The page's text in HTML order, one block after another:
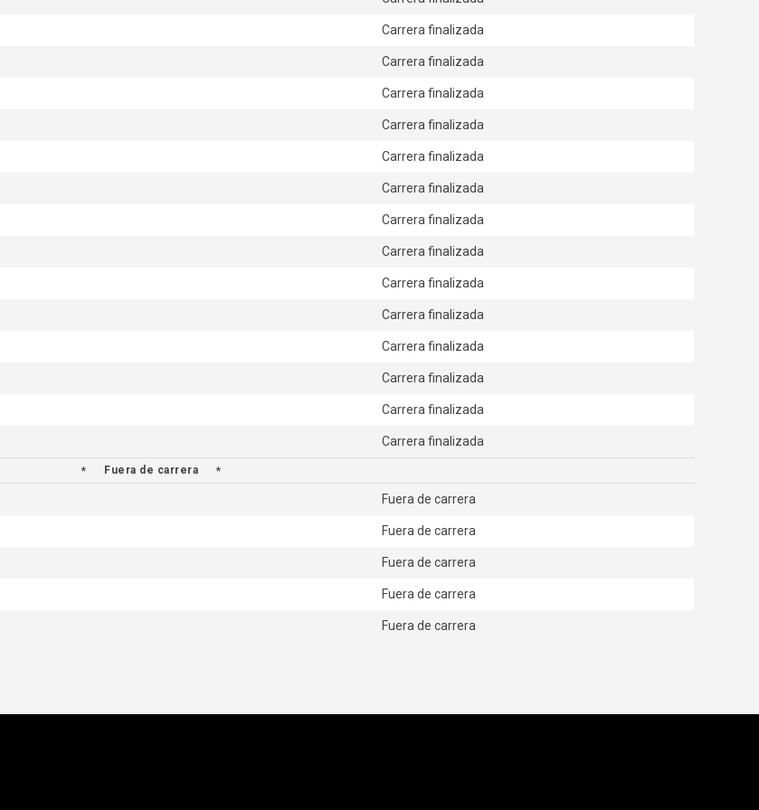
Carrera finalizada
Carrera finalizada
Carrera finalizada
Carrera finalizada
Carrera finalizada
Carrera finalizada
Carrera finalizada
Carrera finalizada
Carrera finalizada
Carrera finalizada
Carrera finalizada
Carrera finalizada
Carrera finalizada
Carrera finalizada
Fuera de carrera
Fuera de carrera
Fuera de carrera
Fuera de carrera
Fuera de carrera
Fuera de carrera